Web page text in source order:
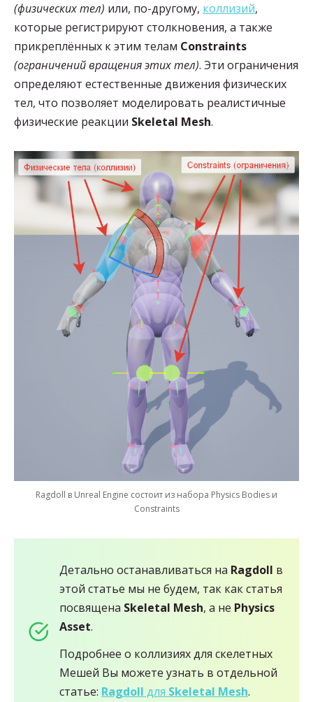
(физических тел) или, по-другому, коллизий,
которые регистрируют столкновения, а также
прикреплённых к этим телам Constraints
(ограничений вращения этих тел). Эти ограничения
определяют естественные движения физических
тел, что позволяет моделировать реалистичные
физические реакции Skeletal Mesh.
Ragdoll в Unreal Engine состоит из набора Physics Bodies и
Constraints
Детально останавливаться на Ragdoll в
этой статье мы не будем, так как статья
посвящена Skeletal Mesh, а не Physics
Asset.
Подробнее о коллизиях для скелетных
Мешей Вы можете узнать в отдельной
статье: Ragdoll для Skeletal Mesh.